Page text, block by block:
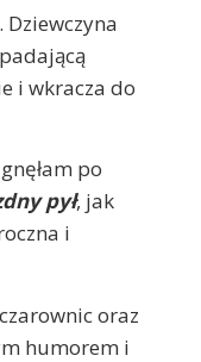
i wkracza do
po
pył, jak
i
oraz
humorem i